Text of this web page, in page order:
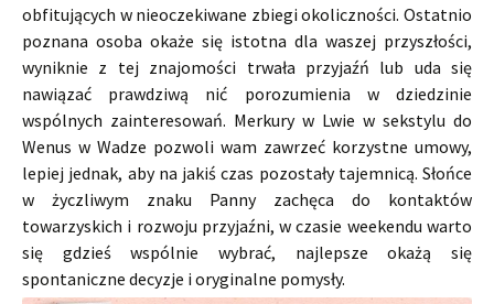
obfitujących w nieoczekiwane zbiegi okoliczności. Ostatnio
poznana osoba okaże się istotna dla waszej przyszłości,
wyniknie z tej znajomości trwała przyjaźń lub uda się
nawiązać prawdziwą nić porozumienia w dziedzinie
wspólnych zainteresowań. Merkury w Lwie w sekstylu do
Wenus w Wadze pozwoli wam zawrzeć korzystne umowy,
lepiej jednak, aby na jakiś czas pozostały tajemnicą. Słońce
w życzliwym znaku Panny zachęca do kontaktów
towarzyskich i rozwoju przyjaźni, w czasie weekendu warto
się gdzieś wspólnie wybrać, najlepsze okażą się
spontaniczne decyzje i oryginalne pomysły.